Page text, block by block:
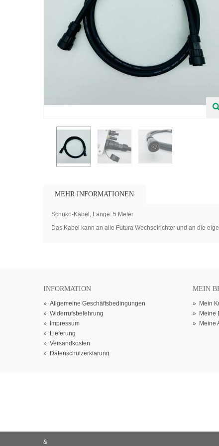
MEHR INFORMATIONEN
Schuko-Kabel, Länge: 5 Meter
Das Kabel kann an alle Futura Wechselrichter und an die
INFORMATION
» Allgemeine Geschäftsbedingungen
» Widerrufsbelehrung
»
Impressum
»
Lieferung
» Versandkosten
»
Datenschutzerklärung
MEIN
»
Mein
»
Meine
»
Meine
&